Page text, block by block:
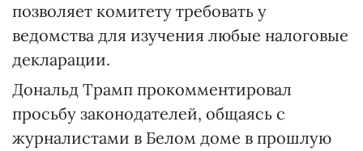
позволяет комитету требовать у
ведомства для изучения любые налоговые
декларации.
Дональд Трамп прокомментировал
просьбу законодателей, общаясь с
журналистами в Белом доме в прошлую